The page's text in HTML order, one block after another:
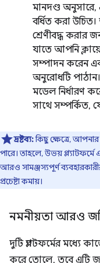
মানদণ্ড
বর্ধিত করা
শ্রেণীবদ্ধ করার
যাতে আপনি
সম্পাদন করেন
অনুরোধটি
মডেল নির্ধারণ
সাথে সম্পর্কিত,
দ্রষ্টব্য:কিছু ক্ষেত্রে,
পারে। তাহলে, উভয়
আরও সামঞ্জস্যপূর্ণ
প্রচেষ্টা কমায়।
নমনীয়তা আরও
দুটি প্ল্যাটফর্মের
করে তোলে, তবে এটি